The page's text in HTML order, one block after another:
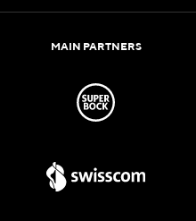
MAIN PARTNERS